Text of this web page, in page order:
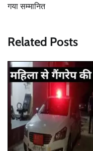
गया सम्मानित
Related Posts